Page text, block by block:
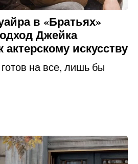
в «Братьях»
Джейка
искусству
на все, лишь бы